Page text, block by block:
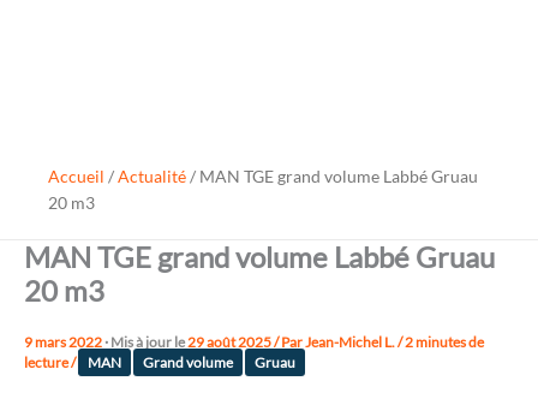
Accueil /Actualité/ MAN TGE grand volume Labbé Gruau
20 m3
MAN TGE grand volume Labbé Gruau
20 m3
9 mars 2022 · Mis à jour le29 août 2025/ ParJean-Michel L./2 minutes de
lecture/ MAN Grand volume Gruau